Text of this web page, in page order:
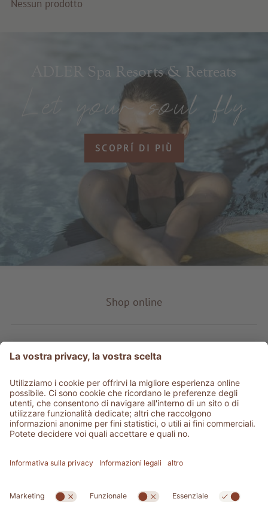
Nessun prodotto
ADLER Spa Resorts & Retreats
SCOPRÍ DI PIÙ
Shop online
Tipo prodotto
Service & info
Be social